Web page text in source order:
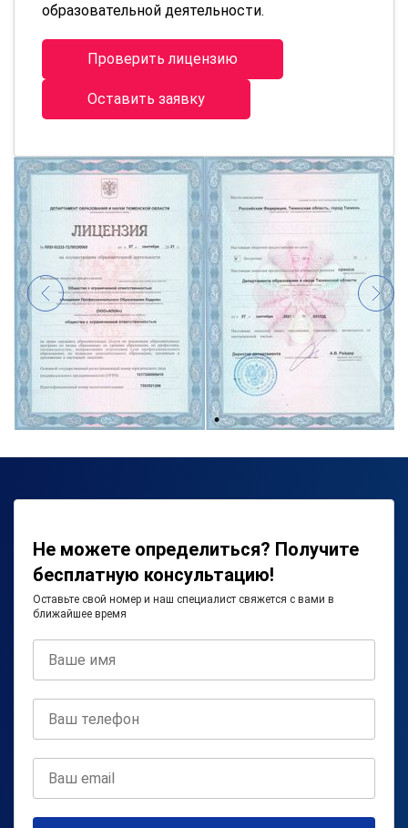
образовательной деятельности.
Проверить лицензию
Оставить заявку
Не можете определиться? Получите
бесплатную консультацию!
Оставьте свой номер и наш специалист свяжется с вами в
ближайшее время